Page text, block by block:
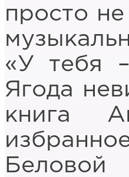
просто
«У тебя
Ягода
книга
Беловой